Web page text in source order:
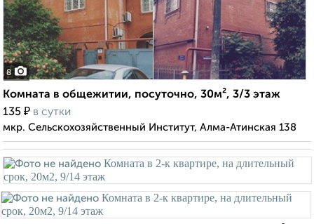
8
Комната в общежитии, посуточно, 30м², 3/3 этаж
135 ₽ в сутки
мкр. Сельскохозяйственный Институт, Алма-Атинская 138